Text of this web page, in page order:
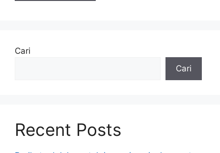
Cari
Cari
Recent Posts